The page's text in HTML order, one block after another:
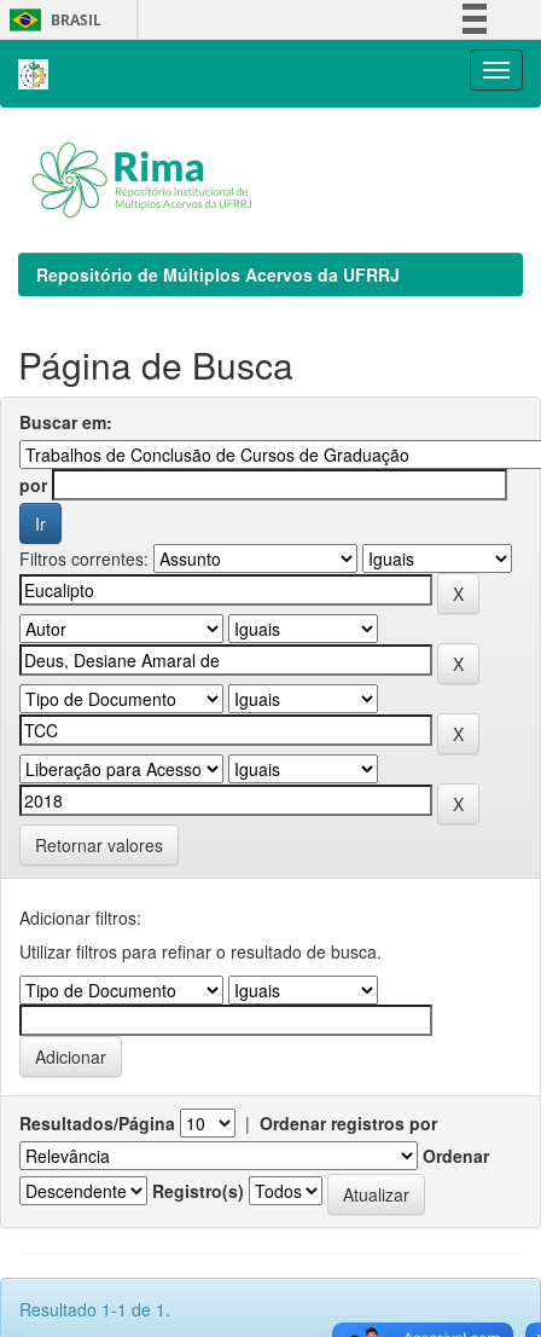
Skip
navigation
BRASIL
Repositório de Múltiplos Acervos da UFRRJ
Página de Busca
Buscar em:
por
Filtros correntes:
Retornar valores
Adicionar filtros:
Utilizar filtros para refinar o resultado de busca.
Resultados/Página | Ordenar registros por
Ordenar
Registro(s)
Resultado 1-1 de 1.